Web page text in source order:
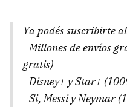
Ya podés suscribirte
- Millones de envíos
gratis)
- Disney+ y Star+
- Si, Messi y Neymar